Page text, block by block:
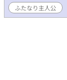
ふたなり主人公